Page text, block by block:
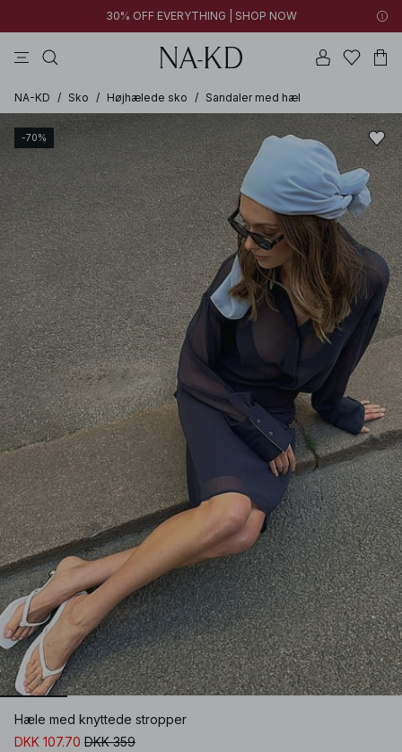
30% OFF EVERYTHING | SHOP NOW
NA-KD / Sko / Højhælede sko / Sandaler med hæl
-70%
Hæle med knyttede stropper
DKK 107.70 DKK 359